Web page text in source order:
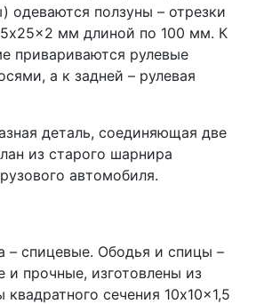
одеваются ползуны – отрезки
мм длиной по 100 мм. К
привариваются рулевые
а к задней – рулевая
деталь, соединяющая две
из старого шарнира
автомобиля.
– спицевые. Ободья и спицы –
и прочные, изготовлены из
сечения 10x10x1,5